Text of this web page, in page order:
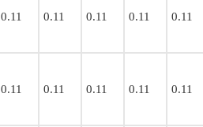
0.11 0.11 0.11 0.11 0.11
0.11 0.11 0.11 0.11 0.11